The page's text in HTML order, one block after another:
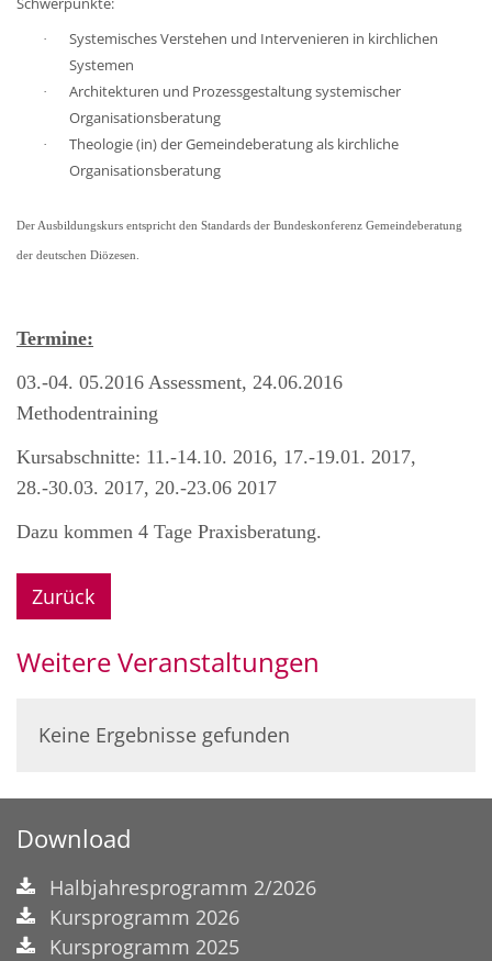
·
Systemisches Verstehen und Intervenieren in kirchlichen
Systemen
·
Architekturen und Prozessgestaltung systemischer
Organisationsberatung
·
Theologie (in) der Gemeindeberatung als kirchliche
Organisationsberatung
Der Ausbildungskurs entspricht den Standards der Bundeskonferenz Gemeindeberatung
der deutschen Diözesen.
Termine:
03.-04. 05.2016 Assessment, 24.06.2016
Methodentraining
Kursabschnitte: 11.-14.10. 2016, 17.-19.01. 2017,
28.-30.03. 2017, 20.-23.06 2017
Dazu kommen 4 Tage Praxisberatung.
Zurück
Weitere Veranstaltungen
Keine Ergebnisse gefunden
Download
Halbjahresprogramm 2/2026
Kursprogramm 2026
Kursprogramm 2025